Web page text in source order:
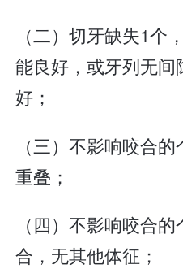
（二）切牙缺失1个
能良好，或牙列无间
好；
（三）不影响咬合
重叠；
（四）不影响咬合
合，无其他体征；